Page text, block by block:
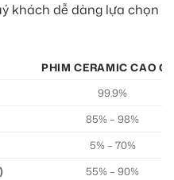
khách dễ dàng lựa chọn
PHIM CERAMIC CAO
99.9%
85% – 98%
5% – 70%
55% – 90%